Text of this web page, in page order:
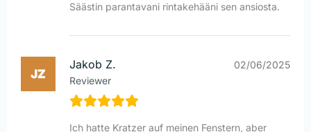
Säästin parantavani rintakehääni sen ansiosta.
Jakob Z.
Reviewer
02/06/2025
Ich hatte Kratzer auf meinen Fenstern, aber